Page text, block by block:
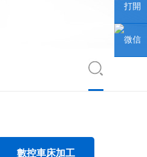
數控車床加工
（lián）
係人
微信公
眾號
打開
手機網
微信